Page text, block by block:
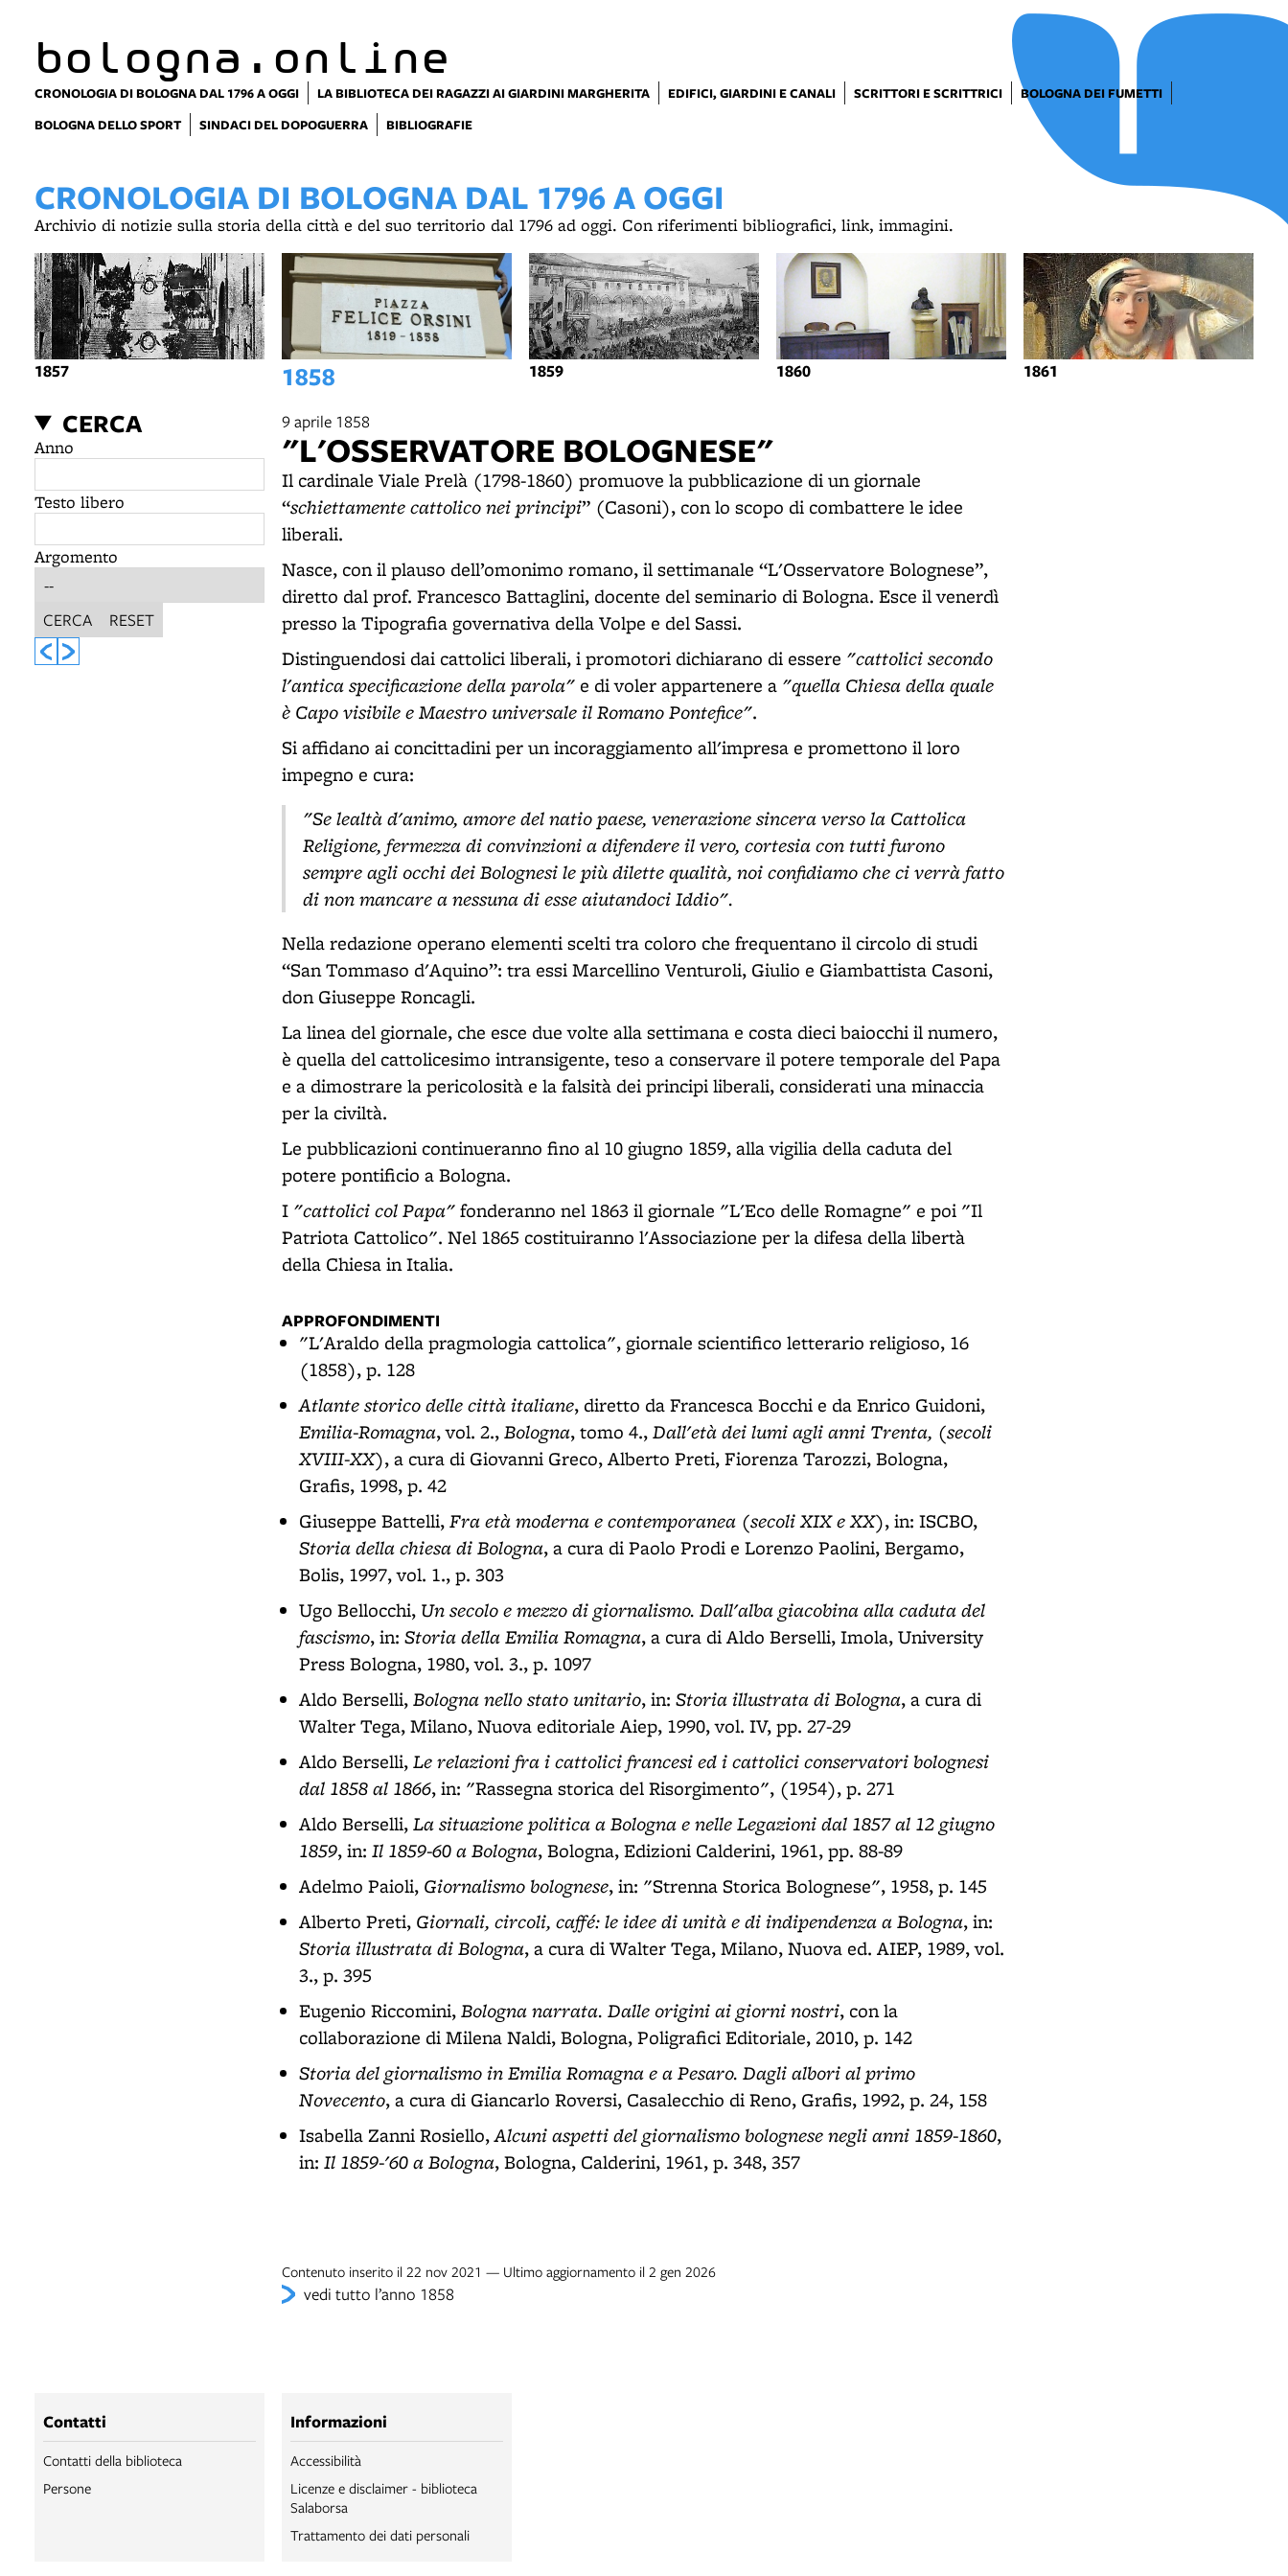
bologna.online
CRONOLOGIA DI BOLOGNA DAL 1796 A OGGI LA BIBLIOTECA DEI RAGAZZI AI GIARDINI MARGHERITA EDIFICI, GIARDINI E CANALI SCRITTORI E SCRITTRICI
BOLOGNA DEI FUMETTI
BOLOGNA DELLO SPORT
SINDACI DEL DOPOGUERRA BIBLIOGRAFIE
CRONOLOGIA DI BOLOGNA DAL 1796 A OGGI
Archivio di notizie sulla storia della città e del suo territorio dal 1796 ad oggi. Con riferimenti bibliografici, link, immagini.
1857 1858 1859 1860 1861
CERCA
Anno
Testo libero
Argomento
CERCA RESET
9 aprile 1858
"L'OSSERVATORE BOLOGNESE"
Il cardinale Viale Prelà (1798-1860) promuove la pubblicazione di un giornale
“schiettamente cattolico nei principi” (Casoni), con lo scopo di combattere le idee
liberali.
Nasce, con il plauso dell’omonimo romano, il settimanale “L'Osservatore Bolognese”,
diretto dal prof. Francesco Battaglini, docente del seminario di Bologna. Esce il venerdì
presso la Tipografia governativa della Volpe e del Sassi.
Distinguendosi dai cattolici liberali, i promotori dichiarano di essere "cattolici secondo
l'antica specificazione della parola" e di voler appartenere a "quella Chiesa della quale
è Capo visibile e Maestro universale il Romano Pontefice".
Si affidano ai concittadini per un incoraggiamento all'impresa e promettono il loro
impegno e cura:
"Se lealtà d'animo, amore del natio paese, venerazione sincera verso la Cattolica
Religione, fermezza di convinzioni a difendere il vero, cortesia con tutti furono
sempre agli occhi dei Bolognesi le più dilette qualità, noi confidiamo che ci verrà fatto
di non mancare a nessuna di esse aiutandoci Iddio".
Nella redazione operano elementi scelti tra coloro che frequentano il circolo di studi
“San Tommaso d'Aquino”: tra essi Marcellino Venturoli, Giulio e Giambattista Casoni,
don Giuseppe Roncagli.
La linea del giornale, che esce due volte alla settimana e costa dieci baiocchi il numero,
è quella del cattolicesimo intransigente, teso a conservare il potere temporale del Papa
e a dimostrare la pericolosità e la falsità dei principi liberali, considerati una minaccia
per la civiltà.
Le pubblicazioni continueranno fino al 10 giugno 1859, alla vigilia della caduta del
potere pontificio a Bologna.
I "cattolici col Papa"fonderanno nel 1863 il giornale "L'Eco delle Romagne" e poi "Il
Patriota Cattolico". Nel 1865 costituiranno l'Associazione per la difesa della libertà
della Chiesa in Italia.
APPROFONDIMENTI
"L'Araldo della pragmologia cattolica", giornale scientifico letterario religioso, 16
(1858), p. 128
Atlante storico delle città italiane, diretto da Francesca Bocchi e da Enrico Guidoni,
Emilia-Romagna, vol. 2.,Bologna, tomo 4.,Dall'età dei lumi agli anni Trenta, (secoli
XVIII-XX), a cura di Giovanni Greco, Alberto Preti, Fiorenza Tarozzi, Bologna,
Grafis, 1998, p. 42
Giuseppe Battelli,Fra età moderna e contemporanea (secoli XIX e XX), in: ISCBO,
Storia della chiesa di Bologna, a cura di Paolo Prodi e Lorenzo Paolini, Bergamo,
Bolis, 1997, vol. 1., p. 303
Ugo Bellocchi, Un secolo e mezzo di giornalismo. Dall'alba giacobina alla caduta del
fascismo, in: Storia della Emilia Romagna, a cura di Aldo Berselli, Imola, University
Press Bologna, 1980, vol. 3., p. 1097
Aldo Berselli,Bologna nello stato unitario, in: Storia illustrata di Bologna, a cura di
Walter Tega, Milano, Nuova editoriale Aiep, 1990, vol. IV, pp. 27-29
Aldo Berselli,Le relazioni fra i cattolici francesi ed i cattolici conservatori bolognesi
dal 1858 al 1866, in: "Rassegna storica del Risorgimento", (1954), p. 271
Aldo Berselli,La situazione politica a Bologna e nelle Legazioni dal 1857 al 12 giugno
1859, in: Il 1859-60 a Bologna, Bologna, Edizioni Calderini, 1961, pp. 88-89
Adelmo Paioli, Giornalismo bolognese, in: "Strenna Storica Bolognese", 1958, p. 145
Alberto Preti, Giornali, circoli, caffé: le idee di unità e di indipendenza a Bologna, in:
Storia illustrata di Bologna, a cura di Walter Tega, Milano, Nuova ed. AIEP, 1989, vol.
3., p. 395
Eugenio Riccomini,Bologna narrata. Dalle origini ai giorni nostri, con la
collaborazione di Milena Naldi, Bologna, Poligrafici Editoriale, 2010, p. 142
Storia del giornalismo in Emilia Romagna e a Pesaro. Dagli albori al primo
Novecento, a cura di Giancarlo Roversi, Casalecchio di Reno, Grafis, 1992, p. 24, 158
Isabella Zanni Rosiello,Alcuni aspetti del giornalismo bolognese negli anni 1859-1860,
in: Il 1859-'60 a Bologna, Bologna, Calderini, 1961, p. 348, 357
Contenuto inserito il 22 nov 2021 — Ultimo aggiornamento il 2 gen 2026
vedi tutto l’anno 1858
Contatti
Contatti della biblioteca
Persone
Informazioni
Accessibilità
Licenze e disclaimer - biblioteca
Salaborsa
Trattamento dei dati personali